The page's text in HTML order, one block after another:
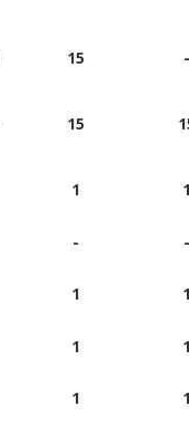
15 -
15
1
- -
1
1
1